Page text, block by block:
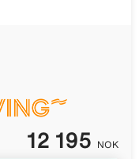
12 195 NOK